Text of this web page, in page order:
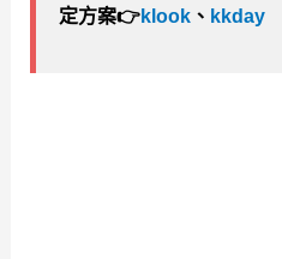
定方案👉klook、 kkday